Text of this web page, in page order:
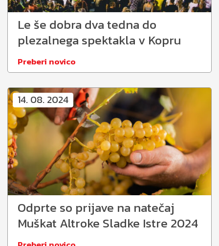
Le še dobra dva tedna do
plezalnega spektakla v Kopru
Preberi novico
14. 08. 2024
Odprte so prijave na natečaj
Muškat Altroke Sladke Istre 2024